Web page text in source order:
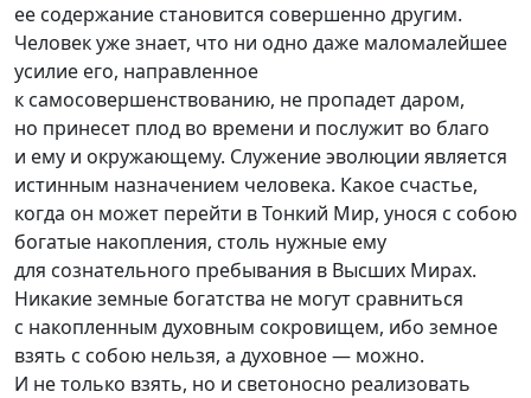
ее содержание становится совершенно другим.
Человек уже знает, что ни одно даже маломалейшее
усилие его, направленное
к самосовершенствованию, не пропадет даром,
но принесет плод во времени и послужит во благо
и ему и окружающему. Служение эволюции является
истинным назначением человека. Какое счастье,
когда он может перейти в Тонкий Мир, унося с собою
богатые накопления, столь нужные ему
для сознательного пребывания в Высших Мирах.
Никакие земные богатства не могут сравниться
с накопленным духовным сокровищем, ибо земное
взять с собою нельзя, а духовное — можно.
И не только взять, но и светоносно реализовать